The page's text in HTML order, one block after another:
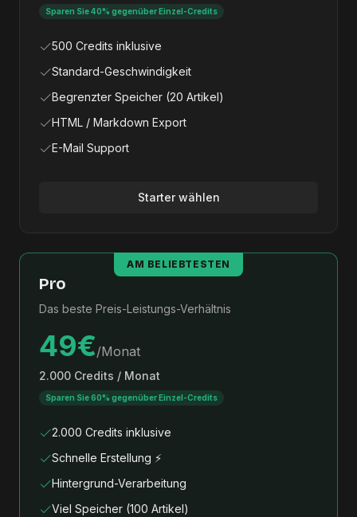
Sparen Sie 40% gegenüber Einzel-Credits
500 Credits inklusive
Standard-Geschwindigkeit
Begrenzter Speicher (20 Artikel)
HTML / Markdown Export
E-Mail Support
Starter wählen
AM BELIEBTESTEN
Pro
Das beste Preis-Leistungs-Verhältnis
49€/Monat
2.000 Credits / Monat
Sparen Sie 60% gegenüber Einzel-Credits
2.000 Credits inklusive
Schnelle Erstellung ⚡
Hintergrund-Verarbeitung
Viel Speicher (100 Artikel)